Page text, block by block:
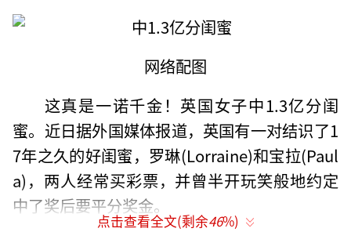
网络配图
这真是一诺千金！英国女子中1.3亿分闺
蜜。近日据外国媒体报道，英国有一对结识了1
7年之久的好闺蜜，罗琳(Lorraine)和宝拉(Paul
a)，两人经常买彩票，并曾半开玩笑般地约定
中了奖后要平分奖金。
点击查看全文(剩余46%)